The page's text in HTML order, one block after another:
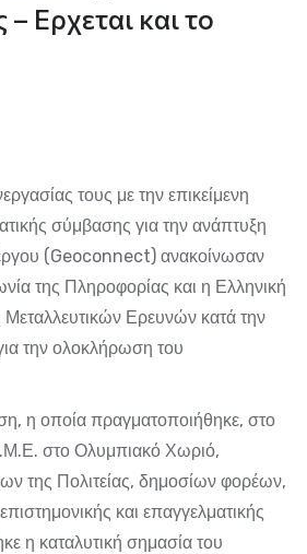
Ερχεται και το
τους με την επικείμενη
σύμβασης για την ανάπτυξη
(Geoconnect) ανακοίνωσαν
της Πληροφορίας και η Ελληνική
Ερευνών κατά την
την ολοκλήρωση του
η οποία πραγματοποιήθηκε, στο
στο Ολυμπιακό Χωριό,
της Πολιτείας, δημοσίων φορέων,
και επαγγελματικής
η καταλυτική σημασία του